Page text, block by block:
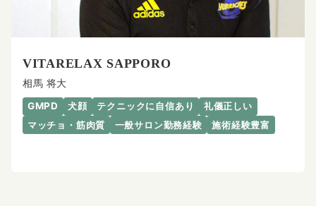
VITARELAX SAPPORO
相馬 将大
GMPD 犬顔 テクニックに自信あり
礼儀正しい
マッチョ・筋肉質
一般サロン勤務経験 施術経験豊富